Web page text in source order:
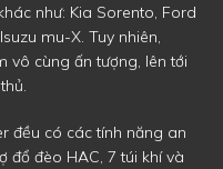
như: Kia Sorento, Ford
mu-X. Tuy nhiên,
vô cùng ấn tượng, lên tới
đều có các tính năng an
đổ đèo HAC, 7 túi khí và